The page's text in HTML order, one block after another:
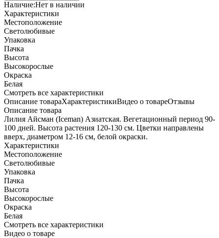
Наличие:Нет в наличии
Характеристики
Местоположение
Светолюбивые
Упаковка
Пачка
Высота
Высокорослые
Окраска
Белая
Cмотреть все характеристики
Описание товараХарактеристикиВидео о товареОтзывы
Описание товара
Лилия Айсман (Iceman) Азиатская. Вегетационный период 90-
100 дней. Высота растения 120-130 см. Цветки направлены
вверх, диаметром 12-16 см, белой окраски.
Характеристики
Местоположение
Светолюбивые
Упаковка
Пачка
Высота
Высокорослые
Окраска
Белая
Cмотреть все характеристики
Видео о товаре